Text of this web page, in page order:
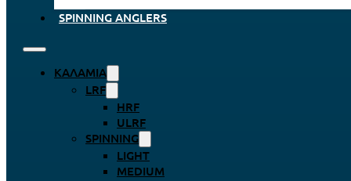
SPINNING ANGLERS
ΚΑΛΆΜΙΑ
LRF
HRF
ULRF
SPINNING
LIGHT
MEDIUM